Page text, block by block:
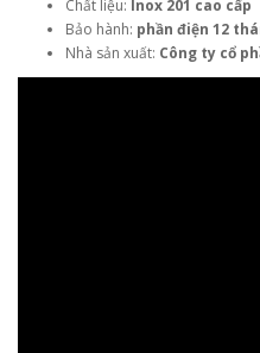
Chất liệu: Inox 201 cao cấp
Bảo hành: phần điện 12
Nhà sản xuất: Công ty cổ